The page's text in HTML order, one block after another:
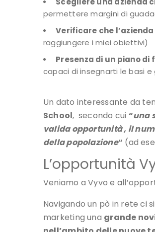
permettere margini di
Verificare che
raggiungere i miei obiettivi)
Presenza di un piano
capaci di insegnarti le basi
Un dato interessante da
School, secondo cui “una
valida opportunità , il
della popolazione“ (ad
L’opportunità
Veniamo a Vyvo e
Navigando un pò in rete ci
marketing una grande